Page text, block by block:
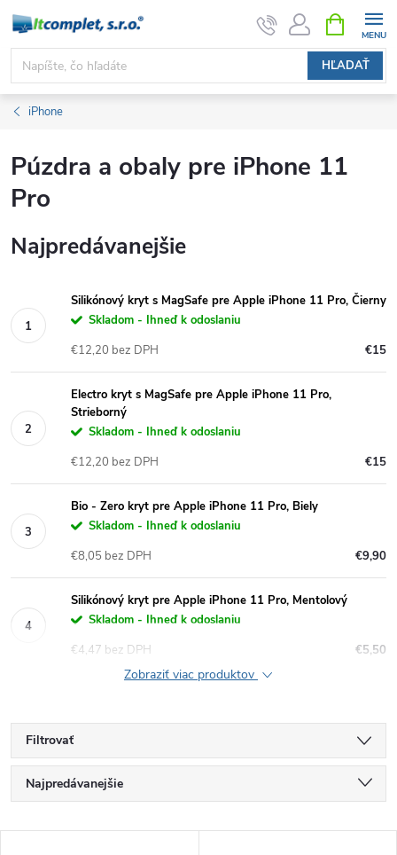
Prejsť
obsah
HĽADAŤ
KOŠÍK
iPhone
Púzdra a obaly pre iPhone 11
Pro
Najpredávanejšie
Silikónový kryt s MagSafe pre Apple iPhone 11 Pro, Čierny
Skladom - Ihneď k odoslaniu
€15
€12,20 bez DPH
Electro kryt s MagSafe pre Apple iPhone 11 Pro,
Strieborný
Skladom - Ihneď k odoslaniu
€15
€12,20 bez DPH
Bio - Zero kryt pre Apple iPhone 11 Pro, Biely
Skladom - Ihneď k odoslaniu
€9,90
€8,05 bez DPH
Silikónový kryt pre Apple iPhone 11 Pro, Mentolový
Skladom - Ihneď k odoslaniu
€5,50
€4,47 bez DPH
Zobraziť viac produktov
Filtrovať
R
a
Najpredávanejšie